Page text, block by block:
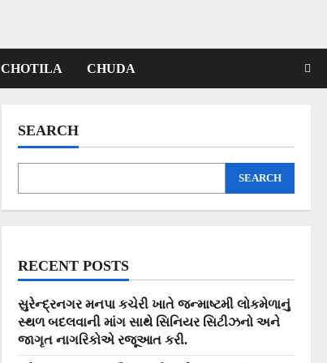
CHOTILA CHUDA
SEARCH
SEARCH
RECENT POSTS
સુરેન્દ્રનગર મનપા કચેરી ખાતે જન્માષ્ટમી લોકમેળાનું
સ્થળ બદલવાની માંગ સાથે સિનિયર સિટીઝનો અને
જાગૃત નાગરિકોએ રજૂઆત કરી.